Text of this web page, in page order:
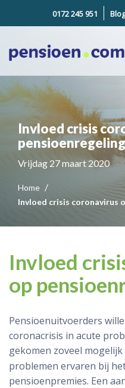
0172 245 951
Invloed crisis
Vrijdag 27 maart 2020
Home
Invloed crisis coronavirus
Invloed
op
Pensioenuitvoerders
coronacrisis in acute
gekomen zoveel mogelijk
problemen ervaren bij
pensioenpremies. Een